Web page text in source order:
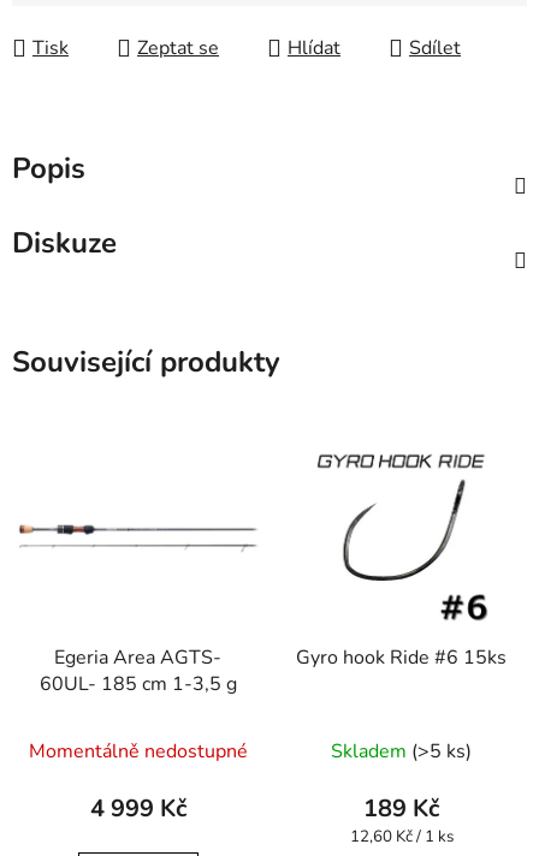
Tisk Zeptat se Hlídat Sdílet
Popis
Diskuze
Související produkty
Egeria Area AGTS-
60UL- 185 cm 1-3,5 g
Momentálně nedostupné
4 999 Kč
Gyro hook Ride #6 15ks
Skladem (>5 ks)
189 Kč
Měrná
12,60 Kč / 1 ks